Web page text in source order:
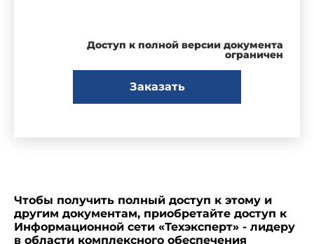
Доступ к полной версии документа
ограничен
Заказать
Чтобы получить полный доступ к этому и
другим документам, приобретайте доступ к
Информационной сети «Техэксперт» - лидеру
в области комплексного обеспечения